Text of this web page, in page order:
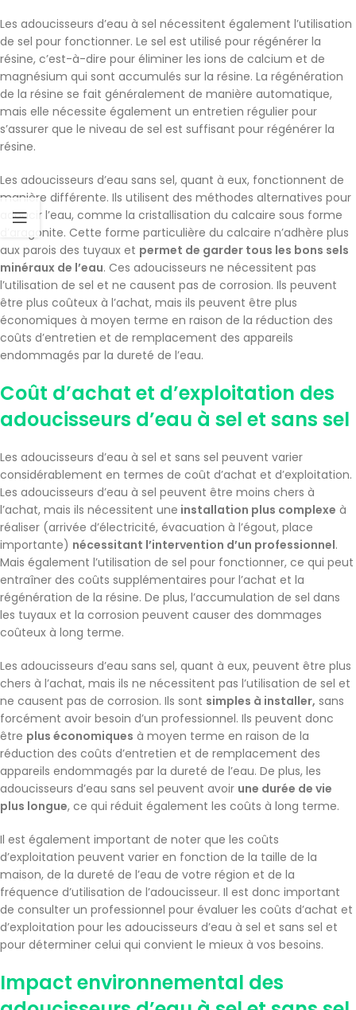
Les adoucisseurs d’eau à sel nécessitent également l’utilisation
de sel pour fonctionner. Le sel est utilisé pour régénérer la
résine, c’est-à-dire pour éliminer les ions de calcium et de
magnésium qui sont accumulés sur la résine. La régénération
de la résine se fait généralement de manière automatique,
mais elle nécessite également un entretien régulier pour
s’assurer que le niveau de sel est suffisant pour régénérer la
résine.
Les adoucisseurs d’eau sans sel, quant à eux, fonctionnent de
manière différente. Ils utilisent des méthodes alternatives pour
adoucir l’eau, comme la cristallisation du calcaire sous forme
d’aragonite. Cette forme particulière du calcaire n’adhère plus
aux parois des tuyaux et permet de garder tous les bons sels
minéraux de l’eau. Ces adoucisseurs ne nécessitent pas
l’utilisation de sel et ne causent pas de corrosion. Ils peuvent
être plus coûteux à l’achat, mais ils peuvent être plus
économiques à moyen terme en raison de la réduction des
coûts d’entretien et de remplacement des appareils
endommagés par la dureté de l’eau.
Coût d’achat et d’exploitation des
adoucisseurs d’eau à sel et sans sel
Les adoucisseurs d’eau à sel et sans sel peuvent varier
considérablement en termes de coût d’achat et d’exploitation.
Les adoucisseurs d’eau à sel peuvent être moins chers à
l’achat, mais ils nécessitent une installation plus complexe à
réaliser (arrivée d’électricité, évacuation à l’égout, place
importante) nécessitant l’intervention d’un professionnel.
Mais également l’utilisation de sel pour fonctionner, ce qui peut
entraîner des coûts supplémentaires pour l’achat et la
régénération de la résine. De plus, l’accumulation de sel dans
les tuyaux et la corrosion peuvent causer des dommages
coûteux à long terme.
Les adoucisseurs d’eau sans sel, quant à eux, peuvent être plus
chers à l’achat, mais ils ne nécessitent pas l’utilisation de sel et
ne causent pas de corrosion. Ils sont simples à installer, sans
forcément avoir besoin d’un professionnel. Ils peuvent donc
être plus économiques à moyen terme en raison de la
réduction des coûts d’entretien et de remplacement des
appareils endommagés par la dureté de l’eau. De plus, les
adoucisseurs d’eau sans sel peuvent avoir une durée de vie
plus longue, ce qui réduit également les coûts à long terme.
Il est également important de noter que les coûts
d’exploitation peuvent varier en fonction de la taille de la
maison, de la dureté de l’eau de votre région et de la
fréquence d’utilisation de l’adoucisseur. Il est donc important
de consulter un professionnel pour évaluer les coûts d’achat et
d’exploitation pour les adoucisseurs d’eau à sel et sans sel et
pour déterminer celui qui convient le mieux à vos besoins.
Impact environnemental des